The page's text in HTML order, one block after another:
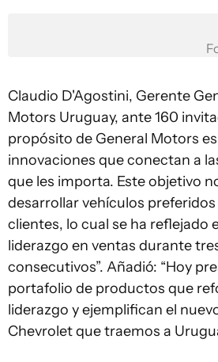
Claudio D'Agostini, Gerente
Motors Uruguay, ante 160
propósito de General Motors
innovaciones que conectan a
que les importa. Este objetivo
desarrollar vehículos
clientes, lo cual se ha reflejado
liderazgo en ventas durante
consecutivos”. Añadió: “Hoy
portafolio de productos que
liderazgo y ejemplifican el
Chevrolet que traemos a